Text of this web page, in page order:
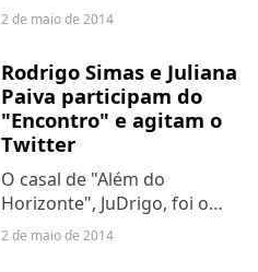
2 de maio de 2014
Rodrigo Simas e Juliana
Paiva participam do
"Encontro" e agitam o
Twitter
O casal de "Além do
Horizonte", JuDrigo, foi o
mais comentado da rede
2 de maio de 2014